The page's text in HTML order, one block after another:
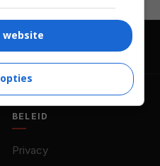
BELEID
Privacy
website